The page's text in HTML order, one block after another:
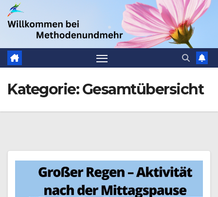
Zum
Inhalt
.
Kategorie:Gesamtübersicht